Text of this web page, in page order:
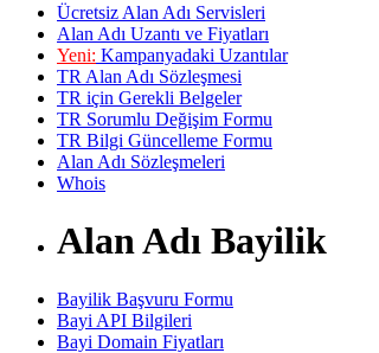
Ücretsiz Alan Adı Servisleri
Alan Adı Uzantı ve Fiyatları
Yeni: Kampanyadaki Uzantılar
TR Alan Adı Sözleşmesi
TR için Gerekli Belgeler
TR Sorumlu Değişim Formu
TR Bilgi Güncelleme Formu
Alan Adı Sözleşmeleri
Whois
Alan Adı Bayilik
Bayilik Başvuru Formu
Bayi API Bilgileri
Bayi Domain Fiyatları